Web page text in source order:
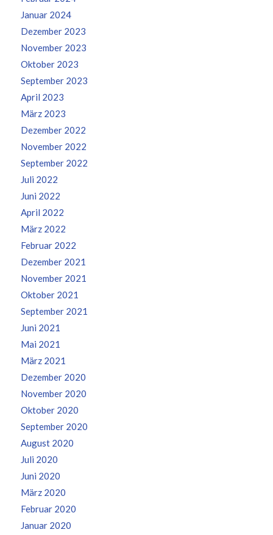
Januar 2024
Dezember 2023
November 2023
Oktober 2023
September 2023
April 2023
März 2023
Dezember 2022
November 2022
September 2022
Juli 2022
Juni 2022
April 2022
März 2022
Februar 2022
Dezember 2021
November 2021
Oktober 2021
September 2021
Juni 2021
Mai 2021
März 2021
Dezember 2020
November 2020
Oktober 2020
September 2020
August 2020
Juli 2020
Juni 2020
März 2020
Februar 2020
Januar 2020